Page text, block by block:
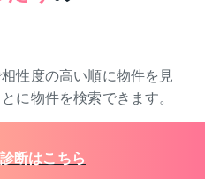
性度の高い順に物件を 見
に物件を検索できます。
断はこちら